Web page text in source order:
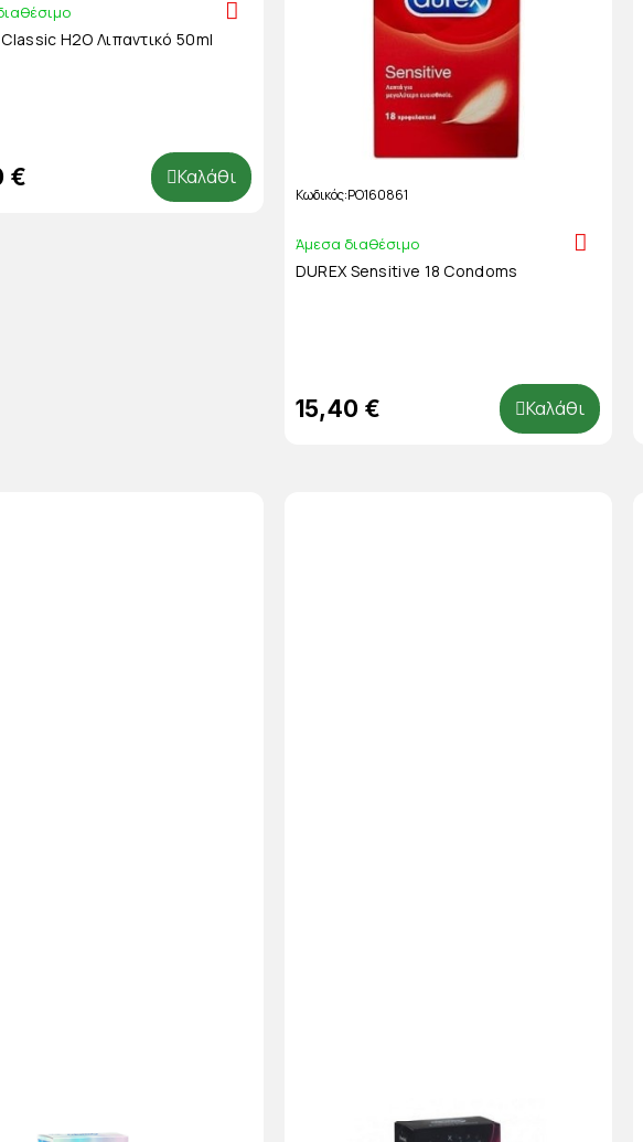
Classic H2O Λιπαντικό 50ml
€ Καλάθι
Κωδικός PO160861
Άμεσα διαθέσιμο
DUREX Sensitive 18 Condoms
15,40 € Καλάθι